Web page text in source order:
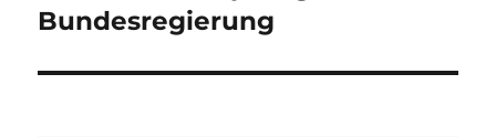
Bundesregierung